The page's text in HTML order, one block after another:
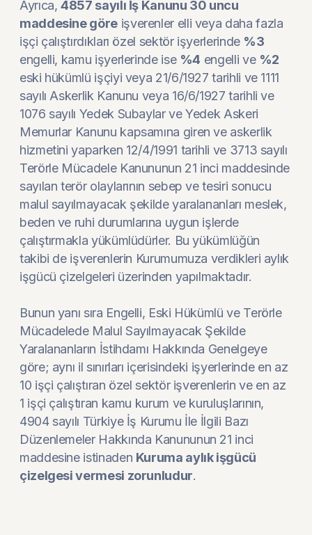
Ayrıca,4857 sayılı İş Kanunu 30 uncu
maddesine göreişverenler elli veya daha fazla
işçi çalıştırdıkları özel sektör işyerlerinde %3
engelli, kamu işyerlerinde ise %4 engelli ve %2
eski hükümlü işçiyi veya 21/6/1927 tarihli ve 1111
sayılı Askerlik Kanunu veya 16/6/1927 tarihli ve
1076 sayılı Yedek Subaylar ve Yedek Askeri
Memurlar Kanunu kapsamına giren ve askerlik
hizmetini yaparken 12/4/1991 tarihli ve 3713 sayılı
Terörle Mücadele Kanununun 21 inci maddesinde
sayılan terör olaylarının sebep ve tesiri sonucu
malul sayılmayacak şekilde yaralananları meslek,
beden ve ruhi durumlarına uygun işlerde
çalıştırmakla yükümlüdürler. Bu yükümlüğün
takibi de işverenlerin Kurumumuza verdikleri aylık
işgücü çizelgeleri üzerinden yapılmaktadır.
Bunun yanı sıra Engelli, Eski Hükümlü ve Terörle
Mücadelede Malul Sayılmayacak Şekilde
Yaralananların İstihdamı Hakkında Genelgeye
göre; aynı il sınırları içerisindeki işyerlerinde en az
10 işçi çalıştıran özel sektör işverenlerin ve en az
1 işçi çalıştıran kamu kurum ve kuruluşlarının,
4904 sayılı Türkiye İş Kurumu İle İlgili Bazı
Düzenlemeler Hakkında Kanununun 21 inci
maddesine istinaden Kuruma aylık işgücü
çizelgesi vermesi zorunludur.